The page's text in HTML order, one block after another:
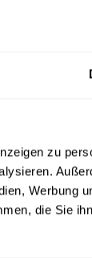
zu
Werbung
die Sie